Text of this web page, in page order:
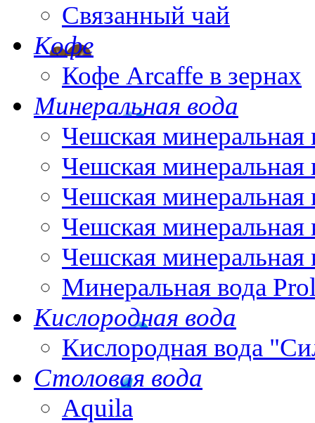
Связанный чай
Кофе
Кофе Arcaffe в зернах
Минеральная вода
Чешская минеральная
Чешская минеральная
Чешская минеральная
Чешская минеральная
Чешская минеральная
Минеральная вода
Кислородная вода
Кислородная вода
Столовая вода
Aquila